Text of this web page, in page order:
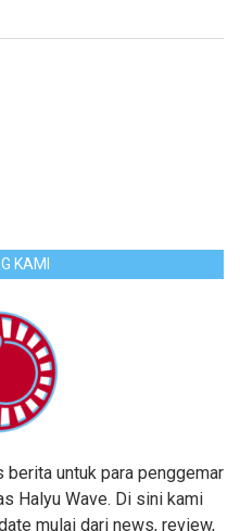
KAMI
berita untuk para penggemar
Halyu Wave. Di sini kami
mulai dari news, review,